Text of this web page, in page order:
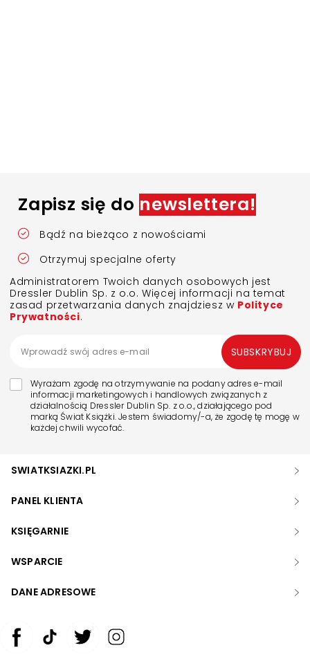
Zapisz się do newslettera!
Bądź na bieżąco z nowościami
Otrzymuj specjalne oferty
Administratorem Twoich danych osobowych jest
Dressler Dublin Sp. z o.o. Więcej informacji na temat
zasad przetwarzania danych znajdziesz w Polityce
Prywatności.
Wyrażam zgodę na otrzymywanie na podany adres e-mail
informacji marketingowych i handlowych związanych z
działalnością Dressler Dublin Sp. z o.o., działającego pod
marką Świat Książki. Jestem świadomy/-a, że zgodę tę mogę w
każdej chwili wycofać.
SUBSKRYBUJ
SWIATKSIAZKI.PL
PANEL KLIENTA
KSIĘGARNIE
WSPARCIE
DANE ADRESOWE
Zwiększ rozmiar czcionki